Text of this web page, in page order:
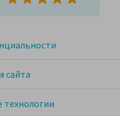
сайта